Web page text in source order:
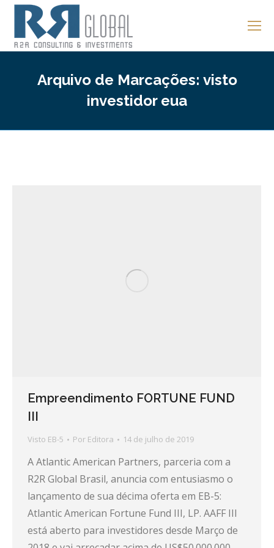
Arquivo de Marcações: visto
investidor eua
Empreendimento FORTUNE FUND
III
Visto EB-5 Por Editora 14 de julho de 2019
A Atlantic American Partners, parceria com a
R2R Global Brasil, anuncia com entusiasmo o
lançamento de sua décima oferta em EB-5:
Atlantic American Fortune Fund III, LP. AAFF III
está aberto para investidores desde Março de